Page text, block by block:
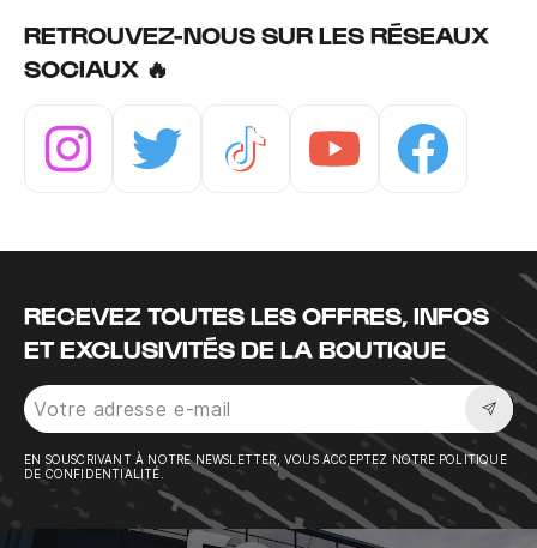
RETROUVEZ-NOUS SUR LES RÉSEAUX
SOCIAUX 🔥
RECEVEZ TOUTES LES OFFRES, INFOS
ET EXCLUSIVITÉS DE LA BOUTIQUE
EN SOUSCRIVANT À NOTRE NEWSLETTER, VOUS ACCEPTEZ NOTRE POLITIQUE
DE CONFIDENTIALITÉ.